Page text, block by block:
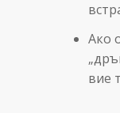
Ако
вие